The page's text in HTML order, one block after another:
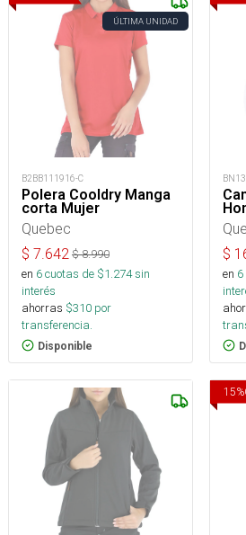
ÚLTIMA UNIDAD
B2BB111916-C
Polera Cooldry Manga
corta Mujer
Quebec
$ 7.642 $8.990
en 6cuotas de $1.274sin
interés
ahorras $310 por
transferencia.
Disponible
$
en 6
15%